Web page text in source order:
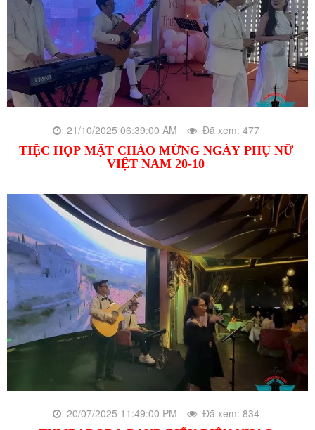
21/10/2025 06:39:00 AM Đã xem: 477
TIỆC HỌP MẶT CHÀO MỪNG NGÀY PHỤ NỮ
VIỆT NAM 20-10
20/07/2025 11:49:00 PM Đã xem: 834